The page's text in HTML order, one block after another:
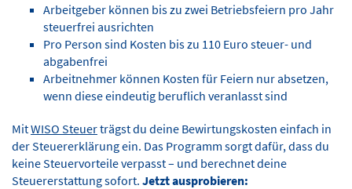
Arbeitgeber können bis zu zwei Betriebsfeiern pro Jahr
steuerfrei ausrichten
Pro Person sind Kosten bis zu 110 Euro steuer- und
abgabenfrei
Arbeitnehmer können Kosten für Feiern nur absetzen,
wenn diese eindeutig beruflich veranlasst sind
MitWISO Steuerträgst du deine Bewirtungskosten einfach in
der Steuererklärung ein. Das Programm sorgt dafür, dass du
keine Steuervorteile verpasst – und berechnet deine
Steuererstattung sofort. Jetzt ausprobieren: